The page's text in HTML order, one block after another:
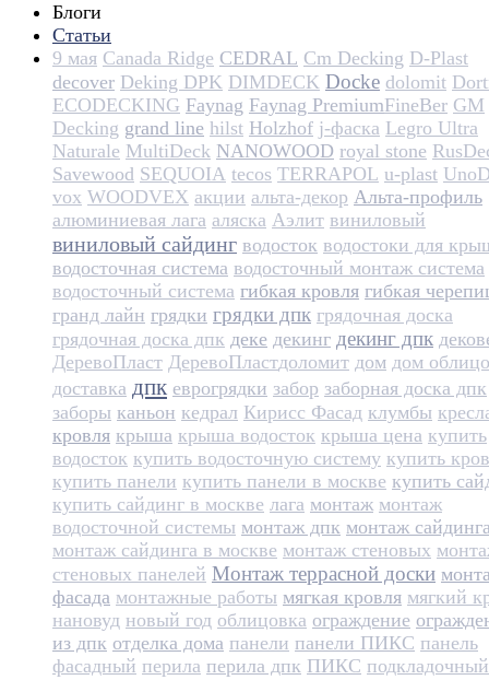
Блоги
Статьи
9 мая Canada Ridge CEDRAL Cm Decking D-Plast
decover Deking DPK DIMDECK Docke dolomit
ECODECKING Faynag Faynag Premium​​​​​​​​​​FineBer GM
Decking grand line hilst Holzhof j-фаска Legro Ultra
Naturale MultiDeck NANOWOOD royal stone
Savewood SEQUOIA tecos TERRAPOL u-plast
vox WOODVEX акции альта-декор Альта-профиль
алюминиевая лага аляска Аэлит виниловый
виниловый сайдинг водосток водостоки для
водосточная система водосточный монтаж система
водосточный система гибкая кровля гибкая
гранд лайн грядки грядки дпк грядочная доска
грядочная доска дпк деке декинг декинг дпк
ДеревоПласт ДеревоПласт​доломит дом дом
доставка дпк еврогрядки забор заборная доска дпк
заборы каньон кедрал Кирисс Фасад клумбы
кровля крыша крыша водосток крыша цена купить
водосток купить водосточную систему купить
купить панели купить панели в москве купить
купить сайдинг в москве лага монтаж монтаж
водосточной системы монтаж дпк монтаж
монтаж сайдинга в москве монтаж стеновых
стеновых панелей Монтаж террасной доски
фасада монтажные работы мягкая кровля мягкий
нановуд новый год облицовка ограждение
из дпк отделка дома панели панели ПИКС панель
фасадный перила перила дпк ПИКС подкладочный